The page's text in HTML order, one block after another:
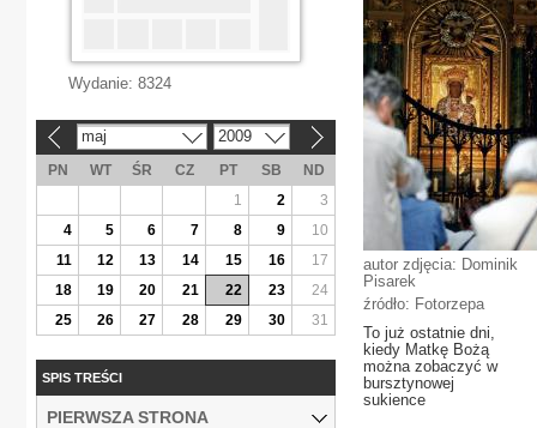
autor zdjęcia: Dominik
Pisarek
źródło: Fotorzepa
To już ostatnie dni,
kiedy Matkę Bożą
można zobaczyć w
bursztynowej
sukience
Wydanie: 8324
maj 2009
PN WT ŚR CZ PT SB
ND
1
2
3
4
5 6 7 8 9
10
11
12 13 14 15 16
17
18
19 20 21 22 23
24
25
26 27 28 29 30 31
SPIS TREŚCI
PIERWSZA STRONA